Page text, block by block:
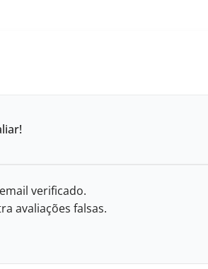
verificado.
avaliações falsas.